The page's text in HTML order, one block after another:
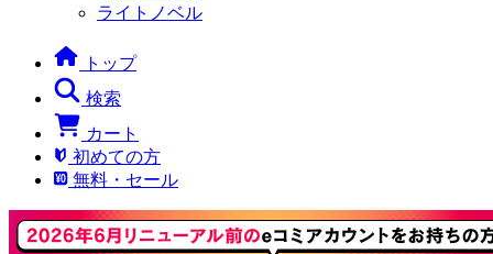
ライトノベル
トップ
検索
カート
初めての方
無料・セール